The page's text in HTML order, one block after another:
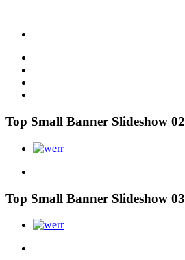
Top Small Banner Slideshow 02
Top Small Banner Slideshow 03